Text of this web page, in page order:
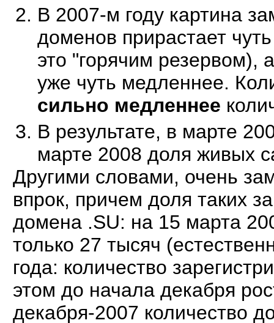
В 2007-м году картина
доменов прирастает
это "горячим резервом),
уже чуть медленнее.
сильно медленнее
В результате, в марте
марте 2008 доля живых
Другими словами, очень
впрок, причем доля таких
домена .SU: на 15 марта
только 27 тысяч
года: количество
этом до начала декабря
декабря-2007 количество